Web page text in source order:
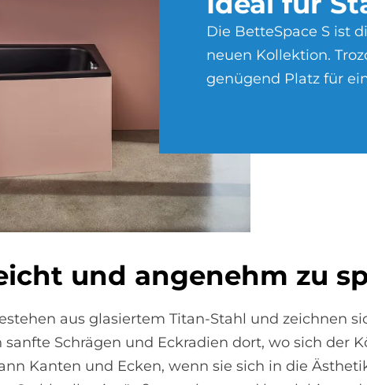
Die BetteSpace S ist
neuen Kollektion.
genügend Platz für
und an­ge­nehm zu
aus glasiertem Titan-Stahl und zeichnen
Schrägen und Eckradien dort, wo sich der
Kanten und Ecken, wenn sie sich in die